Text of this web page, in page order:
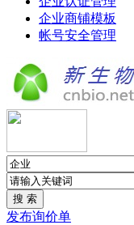
企业商铺模板
帐号安全管理
发布询价单